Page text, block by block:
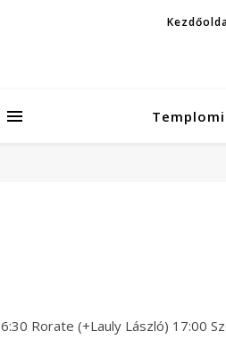
6:30 Rorate (+Lauly László) 17:00